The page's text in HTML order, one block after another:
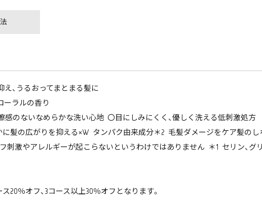
、うるおってまとまる髪に
ーラルの香り
感のないなめらかな洗い心地 〇目にしみにくく、優しく洗える低刺激処方
髪の広がりを抑える×W タンパク由来成分＊2 毛髪ダメージをケア髪のし
激やアレルギーが起こらないというわけではありません ＊1 セリン、グ
ス20％オフ、3コース以上30％オフとなります。